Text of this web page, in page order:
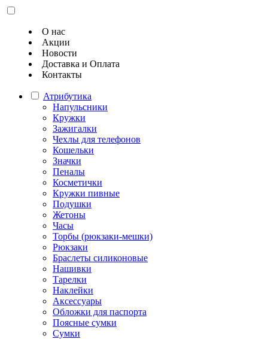
О нас
Акции
Новости
Доставка и Оплата
Контакты
Атрибутика
Напульсники
Кружки
Зажигалки
Чехлы для телефонов
Кошельки
Значки
Пеналы
Косметички
Кружки пивные
Подушки
Жетоны
Часы
Торбы (рюкзаки-мешки)
Рюкзаки
Браслеты силиконовые
Нашивки
Тарелки
Наклейки
Аксессуары
Обложки для паспорта
Поясные сумки
Сумки